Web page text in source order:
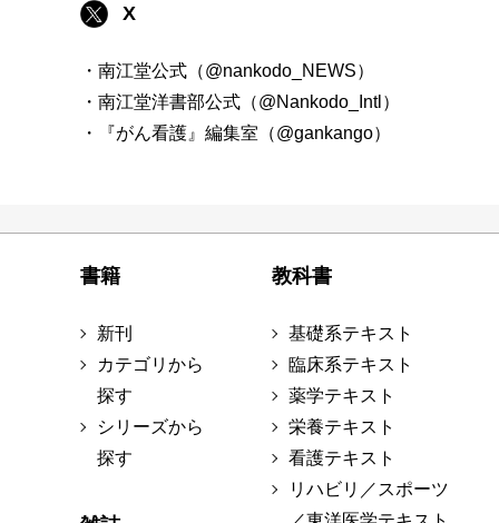
X
・南江堂公式（@nankodo_NEWS）
・南江堂洋書部公式（@Nankodo_Intl）
・『がん看護』編集室（@gankango）
書籍
新刊
カテゴリから
探す
シリーズから
探す
教科書
基礎系テキスト
臨床系テキスト
薬学テキスト
栄養テキスト
看護テキスト
リハビリ／スポーツ